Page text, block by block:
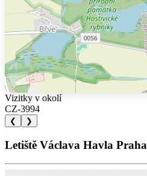
Vizitky v okolí
CZ-3994
❮ ❯
Letiště Václava Havla Praha